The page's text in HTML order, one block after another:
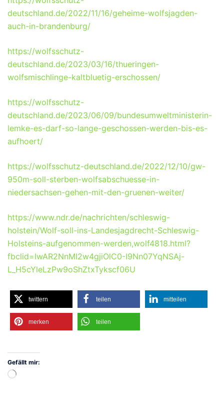
deutschland.de/2022/11/16/geheime-wolfsjagden-
auch-in-brandenburg/
https://wolfsschutz-
deutschland.de/2023/03/16/thueringen-
wolfsmischlinge-kaltbluetig-erschossen/
https://wolfsschutz-
deutschland.de/2023/06/09/bundesumweltministerin-
lemke-es-darf-so-lange-geschossen-werden-bis-es-
aufhoert/
https://wolfsschutz-deutschland.de/2022/12/10/gw-
950m-soll-sterben-wolfsabschuesse-in-
niedersachsen-gehen-mit-den-gruenen-weiter/
https://www.ndr.de/nachrichten/schleswig-
holstein/Wolf-soll-ins-Landesjagdrecht-Schleswig-
Holsteins-aufgenommen-werden,wolf4818.html?
fbclid=IwAR2NnMI2w4gjiOlC0-I9Nn07YqNSAj-
L_H5cYleLzPw9oShZtxTykscf06U
twittern teilen mitteilen
merken teilen
Gefällt mir:
Wird